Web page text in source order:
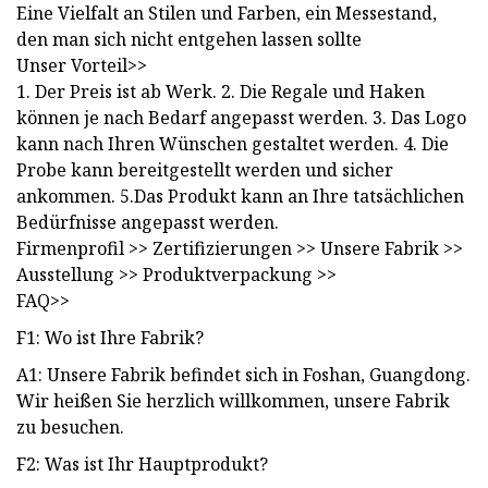
Eine Vielfalt an Stilen und Farben, ein Messestand,
den man sich nicht entgehen lassen sollte
Unser Vorteil>>
1. Der Preis ist ab Werk. 2. Die Regale und Haken
können je nach Bedarf angepasst werden. 3. Das Logo
kann nach Ihren Wünschen gestaltet werden. 4. Die
Probe kann bereitgestellt werden und sicher
ankommen. 5.Das Produkt kann an Ihre tatsächlichen
Bedürfnisse angepasst werden.
Firmenprofil >> Zertifizierungen >> Unsere Fabrik >>
Ausstellung >> Produktverpackung >>
FAQ>>
F1: Wo ist Ihre Fabrik?
A1: Unsere Fabrik befindet sich in Foshan, Guangdong.
Wir heißen Sie herzlich willkommen, unsere Fabrik
zu besuchen.
F2: Was ist Ihr Hauptprodukt?